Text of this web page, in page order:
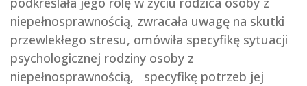
niepełnosprawnością, zwracała uwagę na skutki
przewlekłego stresu, omówiła specyfikę sytuacji
psychologicznej rodziny osoby z
niepełnosprawnością, specyfikę potrzeb jej